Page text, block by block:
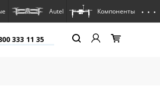
Autel Компоненты . . .
333 11 35